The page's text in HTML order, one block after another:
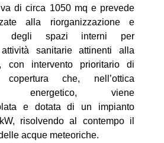
di circa 1050 mq e prevede
alla riorganizzazione e
degli spazi interni per
attività sanitarie attinenti alla
con intervento prioritario di
che, nell’ottica
energetico, viene
e dotata di un impianto
risolvendo al contempo il
acque meteoriche.